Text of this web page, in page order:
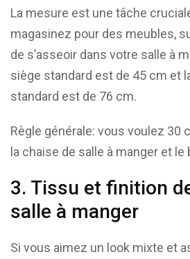
La mesure est une tâche
magasinez pour des meubles,
de s’asseoir dans votre salle à
siège standard est de 45 cm et
standard est de 76 cm.
Règle générale: vous voulez 30
la chaise de salle à manger et le
3. Tissu et finition
salle à manger
Si vous aimez un look mixte et